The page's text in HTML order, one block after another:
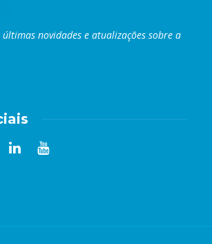
últimas novidades e atualizações sobre a